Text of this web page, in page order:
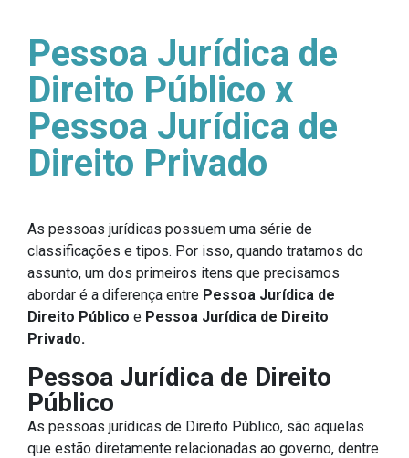
Pessoa Jurídica de
Direito Público x
Pessoa Jurídica de
Direito Privado
As pessoas jurídicas possuem uma série de
classificações e tipos. Por isso, quando tratamos do
assunto, um dos primeiros itens que precisamos
abordar é a diferença entre Pessoa Jurídica de
Direito Público e Pessoa Jurídica de Direito
Privado.
Pessoa Jurídica de Direito
Público
As pessoas jurídicas de Direito Público, são aquelas
que estão diretamente relacionadas ao governo, dentre